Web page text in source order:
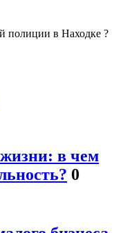
полиции в Находке ?
в чем
0